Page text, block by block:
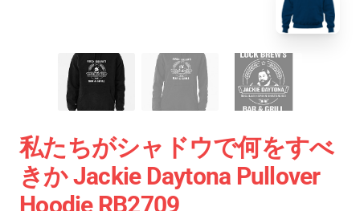
私たちがシャドウで何をすべ
きか Jackie Daytona Pullover
Hoodie RB2709